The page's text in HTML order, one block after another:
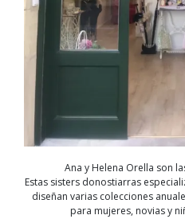
Ana y Helena Orella son
Estas sisters donostiarras
diseñan varias colecciones
para mujeres, novias y